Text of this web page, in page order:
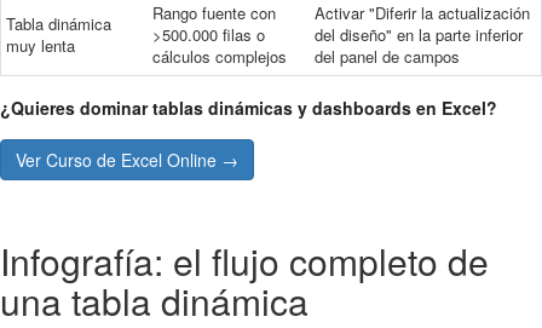
Tabla dinámica
muy lenta
Rango fuente con
>500.000 filas o
cálculos complejos
Activar "Diferir la actualización
del diseño" en la parte inferior
del panel de campos
¿Quieres dominar tablas dinámicas y dashboards en Excel?
Ver Curso de Excel Online →
Infografía: el flujo completo de
una tabla dinámica